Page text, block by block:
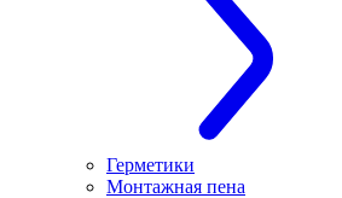
Герметики
Монтажная пена